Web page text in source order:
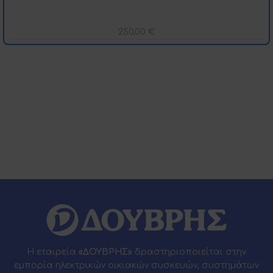
250,00 €
Η εταιρεία «ΔΟΥΒΡΗΣ» δραστηριοποιείται στην
εμπορία ηλεκτρικών οικιακών συσκευών, συστημάτων